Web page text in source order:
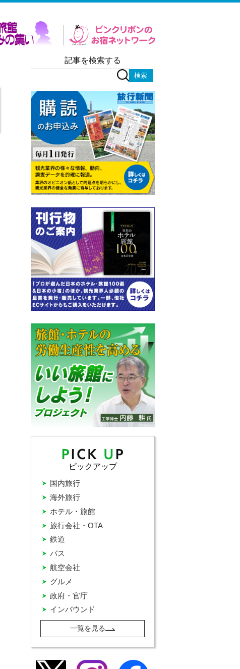
記事を検索する
ピックアップ
インバウンド
グルメ
バス
ホテル・旅館
国内旅行
政府・官庁
旅行会社・OTA
海外旅行
航空会社
鉄道
一覧を見る